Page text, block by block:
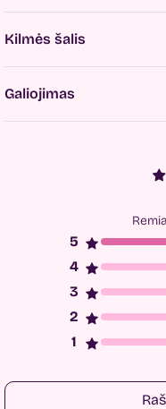
Kilmės šalis
Galiojimas